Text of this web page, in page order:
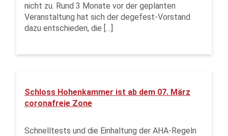
nicht zu. Rund 3 Monate vor der geplanten
Veranstaltung hat sich der degefest-Vorstand
dazu entschieden, die […]
Schloss Hohenkammer ist ab dem 07. März
coronafreie Zone
Schnelltests und die Einhaltung der AHA-Regeln